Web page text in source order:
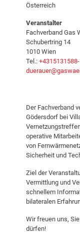
Österreich
Veranstalter
Fachverband Gas
Schubertring 14
1010 Wien
Tel.:
Der Fachverband
Gödersdorf bei
operative
von
Sicherheit und
Ziel der
Vermittlung und
schnellem
bilateralen
Wir freuen uns,
dürfen!